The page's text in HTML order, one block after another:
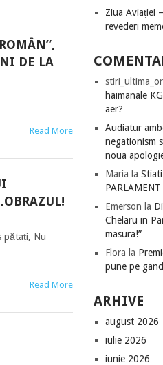
DE LA
Read More
pătați, Nu
Read More
Ziua Aviației
revederi
haimanale
aer?
Audiatur
negationism
noua
Maria la
Emerson la
Chelaru in
masura!”
Flora la
pune pe
ARHIVE
august 2026
iulie 2026
iunie 2026